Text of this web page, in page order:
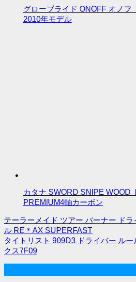
グローブライド ONOFF オノフ
2010年モデル
カタナ SWORD SNIPE WOOD
PREMIUM4軸カーボン
投
稿
ナ
ビ
テーラーメイド ツアー バーナー ド
ル RE＊AX SUPERFAST
タイトリスト 909D3 ドライバー ル
クス7F09